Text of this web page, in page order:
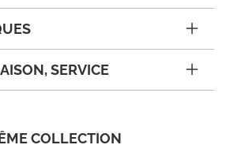
SERVICE
COLLECTION